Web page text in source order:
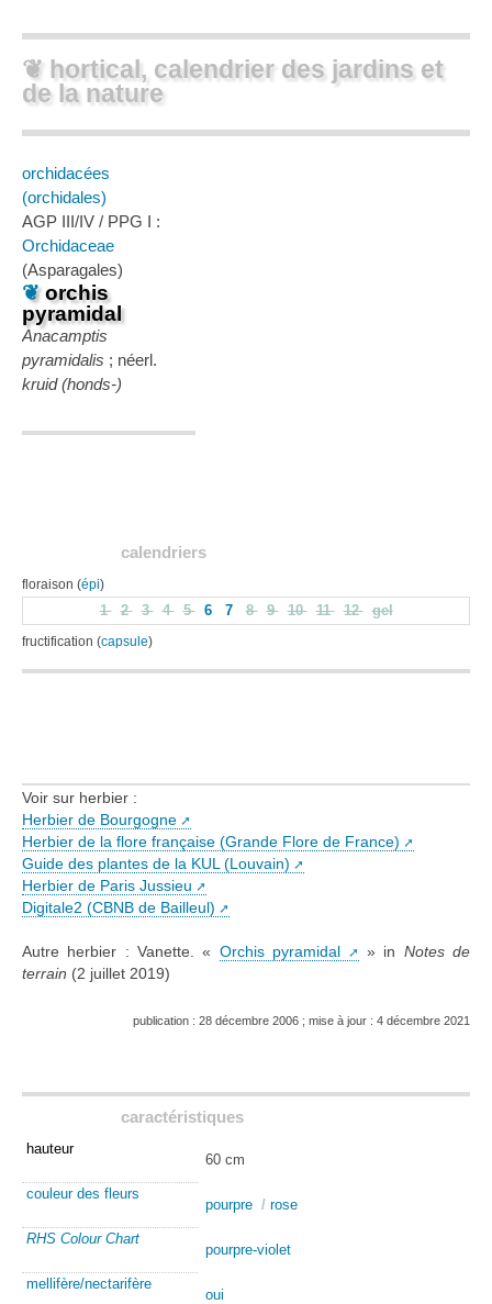
❦ hortical, calendrier des jardins et
de la nature
orchidacées
(orchidales)
AGP III/IV / PPG I :
Orchidaceae
(Asparagales)
❦orchis
pyramidal
Anacamptis
pyramidalis ; néerl.
kruid (honds-)
calendriers
floraison (épi)
1 2 3 4 5 6 7 8 9 10 11 12 gel
fructification (capsule)
Voir sur herbier :
Herbier de Bourgogne
Herbier de la flore française (Grande Flore de France)
Guide des plantes de la KUL (Louvain)
Herbier de Paris Jussieu
Digitale2 (CBNB de Bailleul)
Autre herbier : Vanette. « Orchis pyramidal » in Notes de
terrain (2 juillet 2019)
publication : 28 décembre 2006 ; mise à jour : 4 décembre 2021
caractéristiques
hauteur
60 cm
couleur des fleurs
pourpre / rose
RHS Colour Chart
pourpre-violet
mellifère/nectarifère
oui